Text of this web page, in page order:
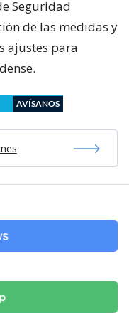
Seguridad
de las medidas y
ajustes para
AVÍSANOS